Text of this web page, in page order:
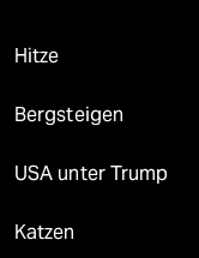
Hitze
Bergsteigen
USA unter Trump
Katzen